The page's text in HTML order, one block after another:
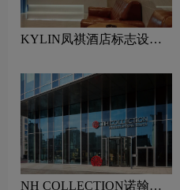
KYLIN凤祺酒店标志设计
NH COLLECTION诺翰精